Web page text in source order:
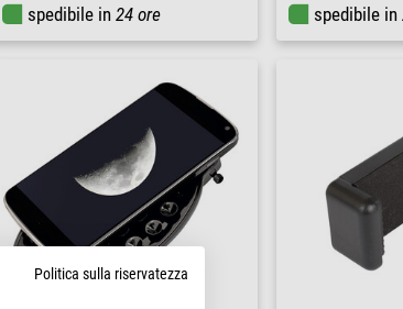
spedibile in 24 ore spedibile in
Politica sulla riservatezza